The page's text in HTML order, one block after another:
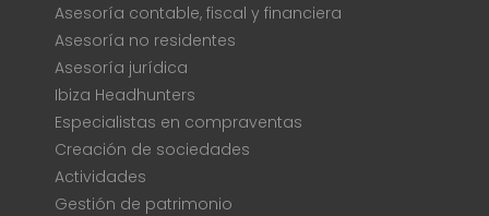
Asesoría contable, fiscal y financiera
Asesoría no residentes
Asesoría jurídica
Ibiza Headhunters
Especialistas en compraventas
Creación de sociedades
Actividades
Gestión de patrimonio